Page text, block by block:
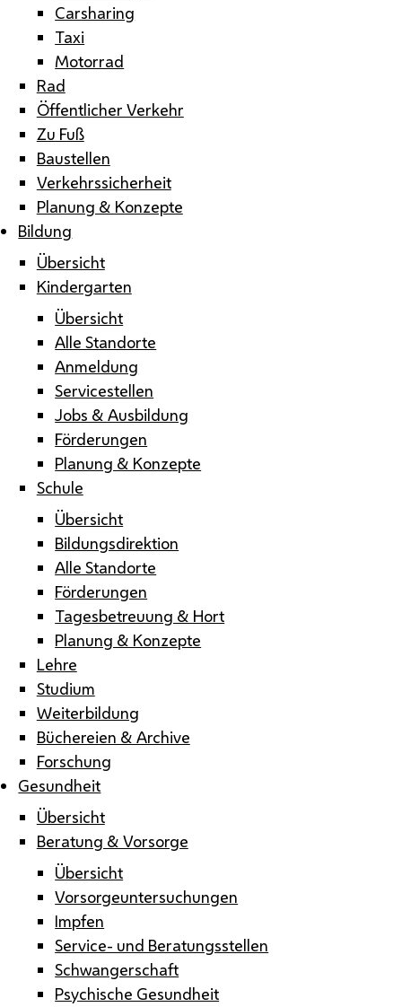
Carsharing
Taxi
Motorrad
Rad
Öffentlicher Verkehr
Zu Fuß
Baustellen
Verkehrssicherheit
Planung & Konzepte
Bildung
Übersicht
Kindergarten
Übersicht
Alle Standorte
Anmeldung
Servicestellen
Jobs & Ausbildung
Förderungen
Planung & Konzepte
Schule
Übersicht
Bildungsdirektion
Alle Standorte
Förderungen
Tagesbetreuung & Hort
Planung & Konzepte
Lehre
Studium
Weiterbildung
Büchereien & Archive
Forschung
Gesundheit
Übersicht
Beratung & Vorsorge
Übersicht
Vorsorgeuntersuchungen
Impfen
Service- und Beratungsstellen
Schwangerschaft
Psychische Gesundheit